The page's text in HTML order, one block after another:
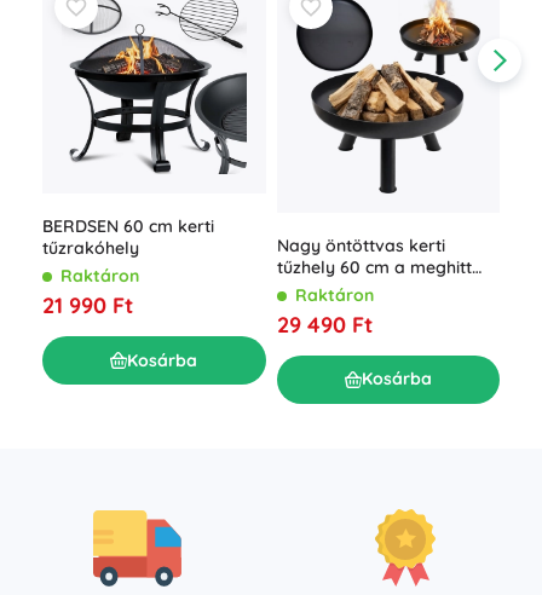
BERDSEN 60 cm kerti
tűzrakóhely
Raktáron
21 990 Ft
Kosárba
Nagy öntöttvas kerti
tűzhely 60 cm a meghitt
tábortüzekhez
Raktáron
29 490 Ft
Kosárba